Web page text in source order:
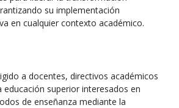
su implementación
en cualquier contexto académico.
a docentes, directivos académicos
educación superior interesados en
de enseñanza mediante la